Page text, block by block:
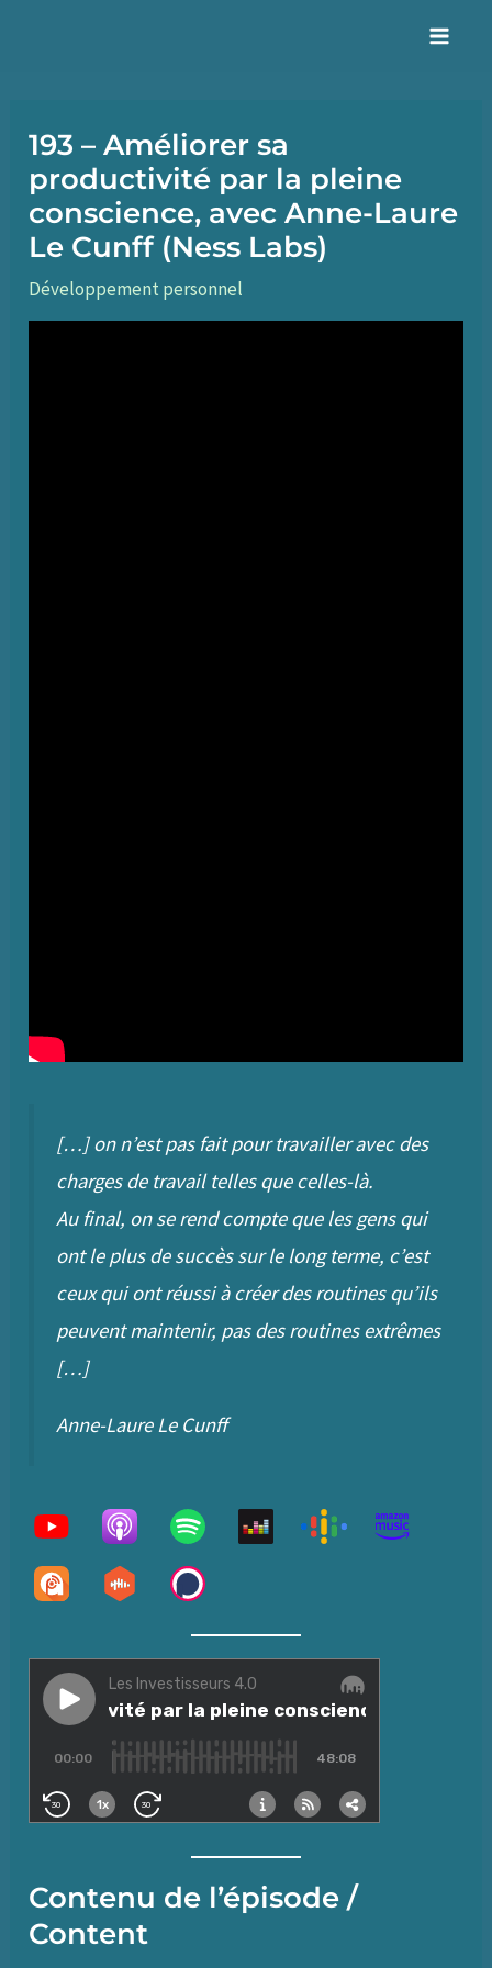
193 – Améliorer sa
productivité par la pleine
conscience, avec Anne-Laure
Le Cunff (Ness Labs)
Développement personnel
[…] on n’est pas fait pour travailler avec des
charges de travail telles que celles-là.
Au final, on se rend compte que les gens qui
ont le plus de succès sur le long terme, c’est
ceux qui ont réussi à créer des routines qu’ils
peuvent maintenir, pas des routines extrêmes
[…]
Anne-Laure Le Cunff
Contenu de l’épisode /
Content